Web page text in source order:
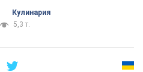
Кулинария
5,3 т.